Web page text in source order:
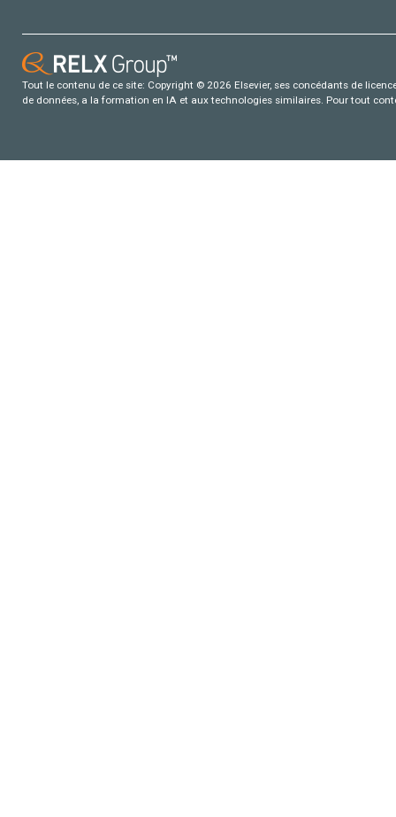
Tout le contenu de ce site: Copyright © 2026 Elsevier, ses concédants de
de données, a la formation en IA et aux technologies similaires. Pour tout